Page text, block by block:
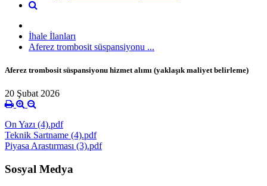
İhale İlanları
Aferez trombosit süspansiyonu ...
Aferez trombosit süspansiyonu hizmet alımı (yaklaşık maliyet belirleme)
20 Şubat 2026
On Yazı (4).pdf
Teknik Sartname (4).pdf
Piyasa Arastırması (3).pdf
Sosyal Medya